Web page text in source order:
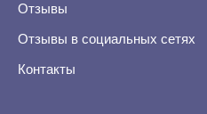
Отзывы
Отзывы в социальных сетях
Контакты